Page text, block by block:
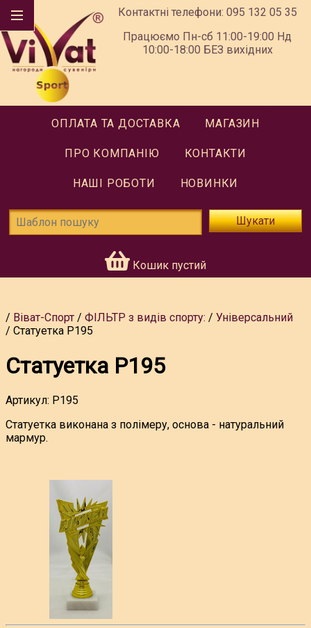
Контактні телефони: 095 132 05 35
Працюємо Пн-сб 11:00-19:00 Нд
10:00-18:00 БЕЗ вихідних
ОПЛАТА ТА ДОСТАВКА МАГАЗИН
ПРО КОМПАНІЮ КОНТАКТИ
НАШІ РОБОТИ НОВИНКИ
Шукати
Кошик пустий
Віват-Спорт ФІЛЬТР з видів спорту:
Універсальний
Статуетка P195
Статуетка P195
Артикул: P195
Статуетка виконана з полімеру, основа - натуральний
мармур.